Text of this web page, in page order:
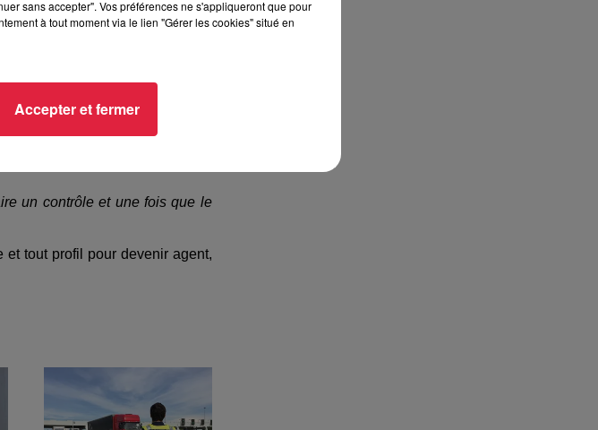
vite et la présence des
un contrôle et une fois que le
et tout profil pour devenir agent,
sans accepter". Vos préférences ne s'appliqueront que pour
à tout moment via le lien "Gérer les cookies" situé en
Accepter et fermer